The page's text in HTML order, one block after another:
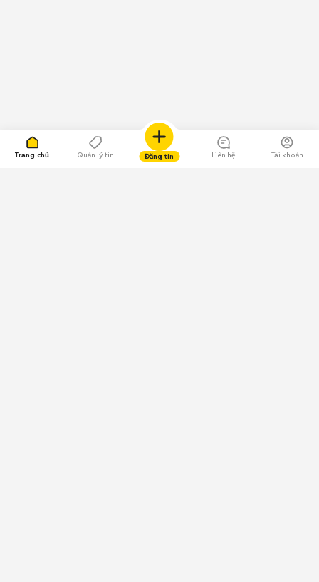
Trang chủ Quản lý tin Đăng tin Liên hệ Tài khoản